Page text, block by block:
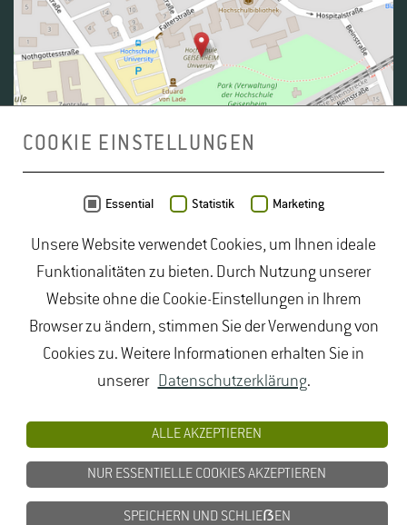
OpenStreetMap- Veröffentlicht unterODbL
duales Studium Gartenbau| Gartenbau Studium|
Lebensmittelrecht Studium|Lebensmittelsicherheit
Studium| Naturschutz Studium|Oenologie
Studium| Studiengang Logistik|Studiengänge
Lebensmittel |Studiengänge Natur| Studiengänge
Studium Landschaftsarchitektur
Studium Lebensmittel|Studium
Lebensmittelsicherheit|Studium Logistik|Studium
Studium Naturschutz|Studium
COOKIE EINSTELLUNGEN
Essential Statistik Marketing
Unsere Website verwendet Cookies, um Ihnen ideale
Funktionalitäten zu bieten. Durch Nutzung unserer
Website ohne die Cookie-Einstellungen in Ihrem
Browser zu ändern, stimmen Sie der Verwendung von
Cookies zu. Weitere Informationen erhalten Sie in
unserer Datenschutzerklärung.
ALLE AKZEPTIEREN
NUR ESSENTIELLE COOKIES AKZEPTIEREN
SPEICHERN UND SCHLIEẞEN